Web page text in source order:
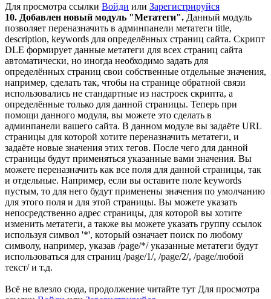
Для просмотра ссылки Войди или Зарегистрируйся
10. Добавлен новый модуль "Метатеги". Данный модуль
позволяет переназначить в админпанели метатеги title,
description, keywords для определённых страниц сайта. Скрипт
DLE формирует данные метатеги для всех страниц сайта
автоматически, но иногда необходимо задать для
определённых страниц свои собственные отдельные значения,
например, сделать так, чтобы на странице обратной связи
использовались не стандартные из настроек скрипта, а
определённые только для данной страницы. Теперь при
помощи данного модуля, вы можете это сделать в
админпанели вашего сайта. В данном модуле вы задаёте URL
страницы для которой хотите переназначить метатеги, и
задаёте новые значения этих тегов. После чего для данной
страницы будут применяться указанные вами значения. Вы
можете переназначить как все поля для данной страницы, так
и отдельные. Например, если вы оставите поле keywords
пустым, то для него будут применены значения по умолчанию
для этого поля и для этой страницы. Вы можете указать
непосредственно адрес страницы, для которой вы хотите
изменить метатеги, а также вы можете указать группу ссылок
используя символ '*', который означает поиск по любому
символу, например, указав /page/*/ указанные метатеги будут
использоваться для страниц /page/1/, /page/2/, /page/любой
текст/ и т.д.
Всё не влезло сюда, продолжение читайте тут Для просмотра